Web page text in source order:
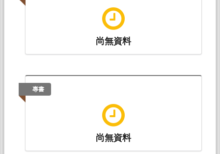
尚無資料
專書
尚無資料